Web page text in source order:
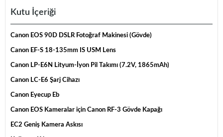
Kutu İçeriği
Canon EOS 90D DSLR Fotoğraf Makinesi (Gövde)
Canon EF-S 18-135mm IS USM Lens
Canon LP-E6N Lityum-İyon Pil Takımı (7.2V, 1865mAh)
Canon LC-E6 Şarj Cihazı
Canon Eyecup Eb
Canon EOS Kameralar için Canon RF-3 Gövde Kapağı
EC2 Geniş Kamera Askısı